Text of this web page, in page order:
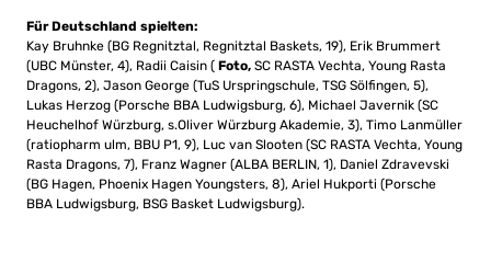
Für Deutschland spielten:
Kay Bruhnke (BG Regnitztal, Regnitztal Baskets, 19), Erik Brummert
(UBC Münster, 4), Radii Caisin ( Foto, SC RASTA Vechta, Young Rasta
Dragons, 2), Jason George (TuS Urspringschule, TSG Sölfingen, 5),
Lukas Herzog (Porsche BBA Ludwigsburg, 6), Michael Javernik (SC
Heuchelhof Würzburg, s.Oliver Würzburg Akademie, 3), Timo Lanmüller
(ratiopharm ulm, BBU P1, 9), Luc van Slooten (SC RASTA Vechta, Young
Rasta Dragons, 7), Franz Wagner (ALBA BERLIN, 1), Daniel Zdravevski
(BG Hagen, Phoenix Hagen Youngsters, 8), Ariel Hukporti (Porsche
BBA Ludwigsburg, BSG Basket Ludwigsburg).